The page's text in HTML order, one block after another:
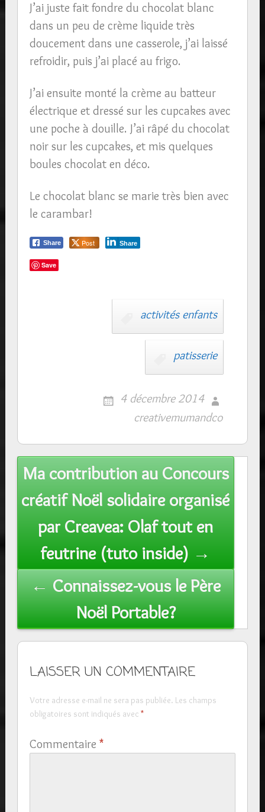
J’ai juste fait fondre du chocolat blanc
dans un peu de crème liquide très
doucement dans une casserole, j’ai laissé
refroidir, puis j’ai placé au frigo.
J’ai ensuite monté la crème au batteur
électrique et dressé sur les cupcakes avec
une poche à douille. J’ai râpé du chocolat
noir sur les cupcakes, et mis quelques
boules chocolat en déco.
Le chocolat blanc se marie très bien avec
le carambar!
Share Post Share
Save
activités enfants
patisserie
4 décembre 2014
creativemumandco
Post
navigation
Ma contribution au Concours
créatif Noël solidaire organisé
par Creavea: Olaf tout en
feutrine (tuto inside) →
← Connaissez-vous le Père
Noël Portable?
LAISSER UN COMMENTAIRE
Votre adresse e-mail ne sera pas publiée. Les champs
obligatoires sont indiqués avec *
Commentaire *